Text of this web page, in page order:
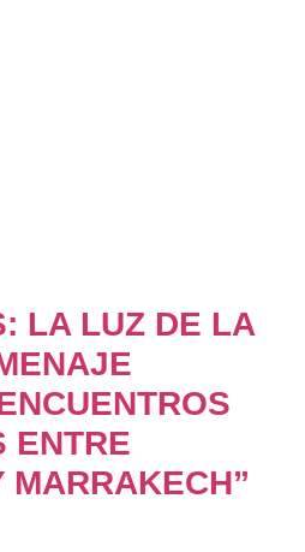
LA LUZ DE LA
ENTRE
MARRAKECH”